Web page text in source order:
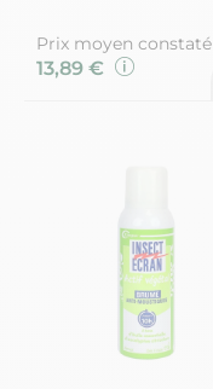
Prix moyen constaté
13,89 €